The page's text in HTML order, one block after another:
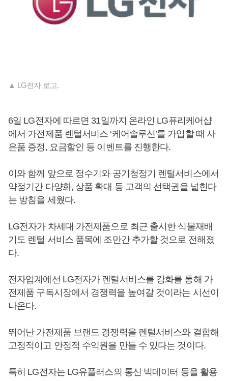
▲ LG전자 로고.
6일 LG전자에 따르면 31일까지 온라인 LG퓨리케어샵
에서 가전제품 렌털서비스 ‘케어솔루션’를 가입할 때 사
은품 증정, 요금할인 등 이벤트를 진행한다.
이와 함께 앞으로 정수기와 공기청정기 렌털서비스에서
약정기간 다양화, 상품 확대 등 고객의 선택권을 넓힌다
는 방침을 세웠다.
LG전자가 차세대 가전제품으로 최근 출시한 식물재배
기도 렌털 서비스 품목에 조만간 추가할 것으로 전해졌
다.
전자업계에선 LG전자가 렌털서비스를 강화를 통해 가
전제품 구독시장에서 경쟁력을 높여갈 것이라는 시선이
나온다.
뛰어난 가전제품 브랜드 경쟁력을 렌털서비스와 결합해
고정적이고 안정적 수익원을 만들 수 있다는 것이다.
특히 LG전자는 LG유플러스의 통신 빅데이터 등을 활용